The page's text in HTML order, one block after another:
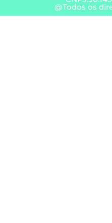
@Todos os